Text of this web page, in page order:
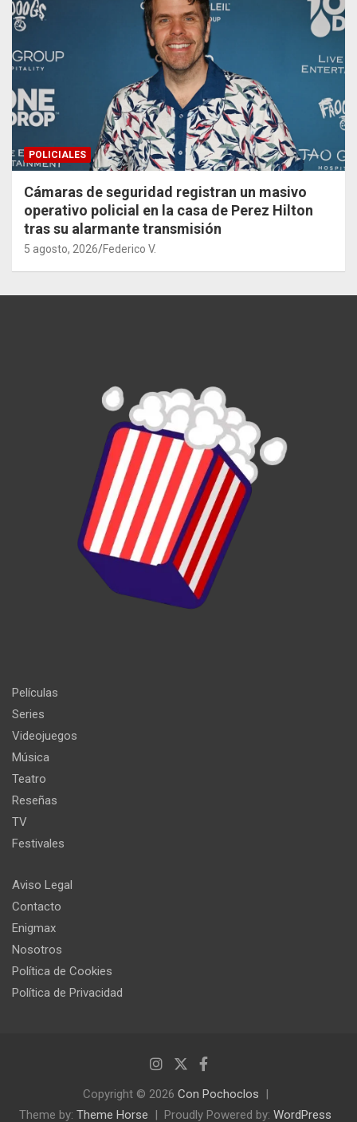
POLICIALES
Cámaras de seguridad registran un masivo
operativo policial en la casa de Perez Hilton
tras su alarmante transmisión
5 agosto, 2026 Federico V.
Películas
Series
Videojuegos
Música
Teatro
Reseñas
TV
Festivales
Aviso Legal
Contacto
Enigmax
Nosotros
Política de Cookies
Política de Privacidad
Copyright © 2026 Con Pochoclos
Theme by: Theme Horse Proudly Powered by: WordPress